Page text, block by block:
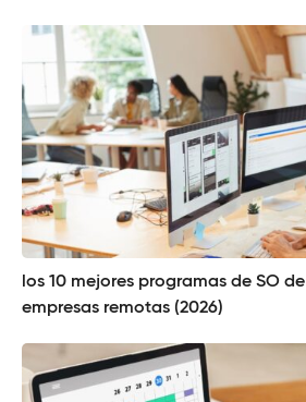
los 10 mejores programas de SO
empresas remotas (2026)